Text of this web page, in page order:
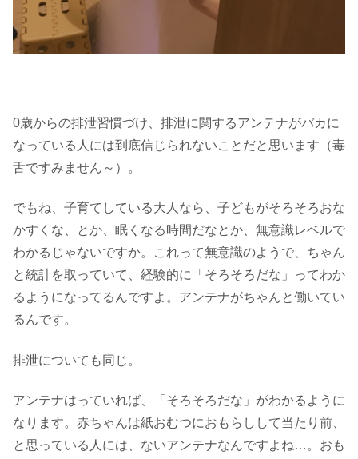
0歳からの排泄習慣づけ、排泄に関するアンテナがバカに
なっている人には到底信じられないことだと思います（毒
舌ですみません～）。
でもね、子育てしている大人なら、子どもがそろそろおな
かすくな、とか、眠くなる時間だなとか、無意識レベルで
わかるじゃないですか。これって無意識のようで、ちゃん
と統計を取っていて、経験的に「そろそろだな」ってわか
るようになってるんですよ。アンテナがちゃんと働いてい
るんです。
排泄についても同じ。
アンテナはっていれば、「そろそろだな」がわかるように
なります。赤ちゃんは紙おむつにおもらしして当たり前、
と思っている人には、ないアンテナなんですよね…。おも